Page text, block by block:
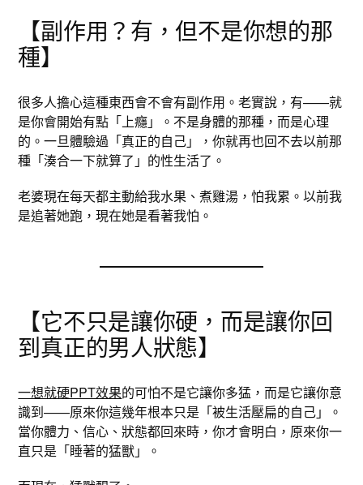
【副作用？有，但不是你想的那
種】
很多人擔心這種東西會不會有副作用。老實說，有——就
是你會開始有點「上癮」。不是身體的那種，而是心理
的。一旦體驗過「真正的自己」，你就再也回不去以前那
種「湊合一下就算了」的性生活了。
老婆現在每天都主動給我水果、煮雞湯，怕我累。以前我
是追著她跑，現在她是看著我怕。
【它不只是讓你硬，而是讓你回
到真正的男人狀態】
一想就硬PPT效果的可怕不是它讓你多猛，而是它讓你意
識到——原來你這幾年根本只是「被生活壓扁的自己」。
當你體力、信心、狀態都回來時，你才會明白，原來你一
直只是「睡著的猛獸」。